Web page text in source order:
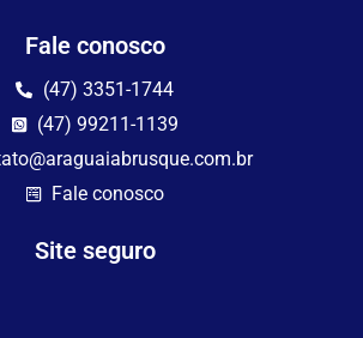
Fale conosco
(47) 3351-1744
(47) 99211-1139
Fale conosco
Site seguro